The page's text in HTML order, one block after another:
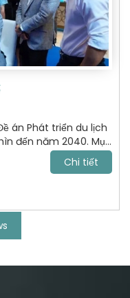
án Phát triển du lịch
đến năm 2040. Mục
đến chăm sóc sức
Đông Nam Á và
Chi tiết